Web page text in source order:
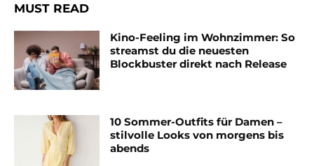
MUST READ
Kino-Feeling im Wohnzimmer: So
streamst du die neuesten
Blockbuster direkt nach Release
10 Sommer-Outfits für Damen –
stilvolle Looks von morgens bis
abends